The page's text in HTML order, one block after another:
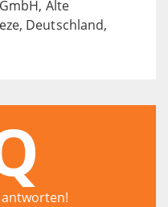
Alte
Deutschland,